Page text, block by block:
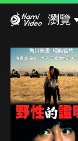
瀏覽